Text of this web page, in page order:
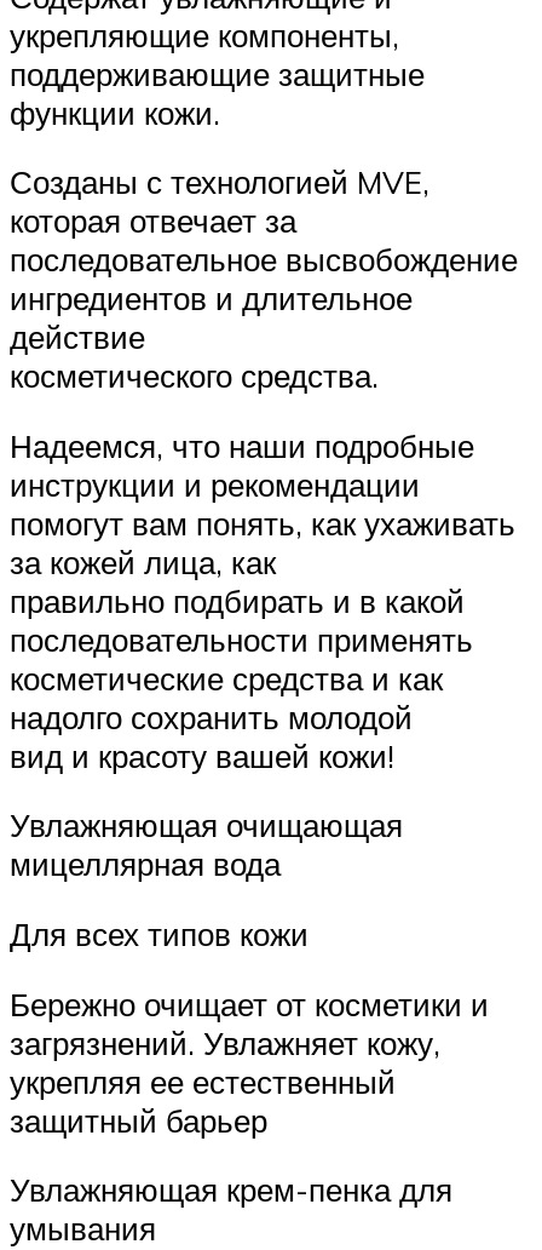
укрепляющие компоненты,
поддерживающие защитные
функции кожи.
Созданы с технологией MVE,
которая отвечает за
последовательное высвобождение
ингредиентов и длительное
действие
косметического средства.
Надеемся, что наши подробные
инструкции и рекомендации
помогут вам понять, как ухаживать
за кожей лица, как
правильно подбирать и в какой
последовательности применять
косметические средства и как
надолго сохранить молодой
вид и красоту вашей кожи!
Увлажняющая очищающая
мицеллярная вода
Для всех типов кожи
Бережно очищает от косметики и
загрязнений. Увлажняет кожу,
укрепляя ее естественный
защитный барьер
Увлажняющая крем-пенка для
умывания